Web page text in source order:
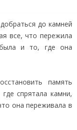
до камней
все, что пережила
и то, где она
память
спрятала камни,
она переживала в